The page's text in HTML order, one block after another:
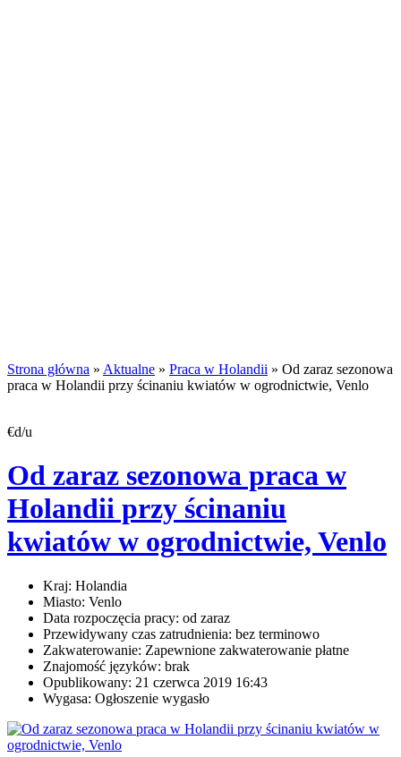
Strona główna » Aktualne » Praca w Holandii » Od zaraz sezonowa
praca w Holandii przy ścinaniu kwiatów w ogrodnictwie, Venlo
€d/u
Od zaraz sezonowa praca w
Holandii przy ścinaniu
kwiatów w ogrodnictwie, Venlo
Kraj: Holandia
Miasto: Venlo
Data rozpoczęcia pracy: od zaraz
Przewidywany czas zatrudnienia: bez terminowo
Zakwaterowanie: Zapewnione zakwaterowanie płatne
Znajomość języków: brak
Opublikowany: 21 czerwca 2019 16:43
Wygasa: Ogłoszenie wygasło